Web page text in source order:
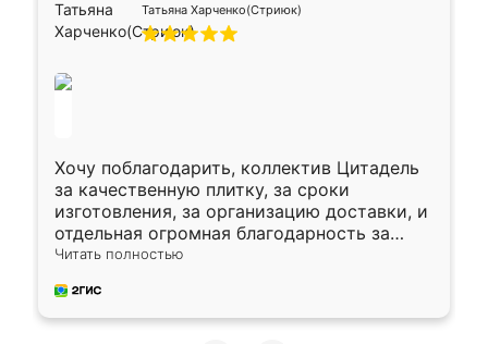
Татьяна Харченко(Стриюк)
Хочу поблагодарить, коллектив Цитадель
за качественную плитку, за сроки
изготовления, за организацию доставки, и
отдельная огромная благодарность за
укладку плитки Оганесу, за два дня 70 кв,
Читать полностью